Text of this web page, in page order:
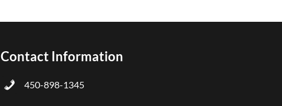
Contact Information
450-898-1345